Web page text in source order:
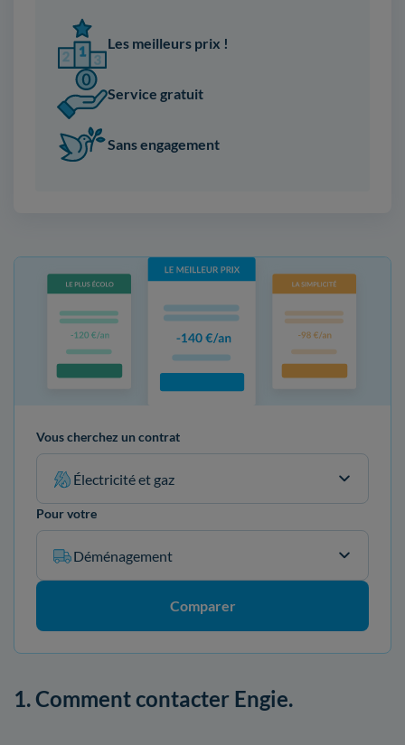
Les meilleurs prix !
Service gratuit
Sans engagement
Vous cherchez un contrat
Électricité et gaz
Pour votre
Déménagement
Comparer
1. Comment contacter Engie.